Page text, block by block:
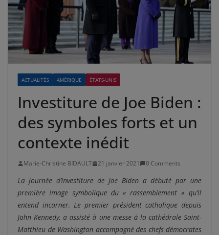
ACTUALITÉS AMÉRIQUE ÉTATS-UNIS
Investiture de Joe Biden :
des symboles forts et un
contexte inédit
Marie-Christine BIDAULT 21 janvier 2021 0 Comments
La journée d’investiture de Joe Biden a débuté par une
première image symbolique du « rassemblement » qu’il
entend incarner. Le premier président catholique depuis
John Kennedy, a assisté à une messe à la cathédrale Saint-
Matthieu de Washington accompagné des chefs démocrates